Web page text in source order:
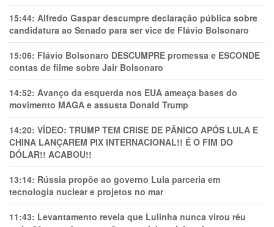
15:44: Alfredo Gaspar descumpre declaração pública sobre
candidatura ao Senado para ser vice de Flávio Bolsonaro
15:06: Flávio Bolsonaro DESCUMPRE promessa e ESCONDE
contas de filme sobre Jair Bolsonaro
14:52: Avanço da esquerda nos EUA ameaça bases do
movimento MAGA e assusta Donald Trump
14:20: VÍDEO: TRUMP TEM CRlSE DE PÂNlCO APÓS LULA E
CHINA LANÇAREM PIX INTERNACIONAL!! É O FIM DO
DÓLAR!! ACABOU!!
13:14: Rússia propõe ao governo Lula parceria em
tecnologia nuclear e projetos no mar
11:43: Levantamento revela que Lulinha nunca virou réu